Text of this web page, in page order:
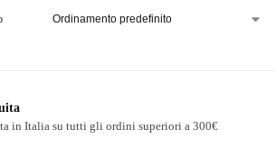
in Italia su tutti gli ordini superiori a 300€